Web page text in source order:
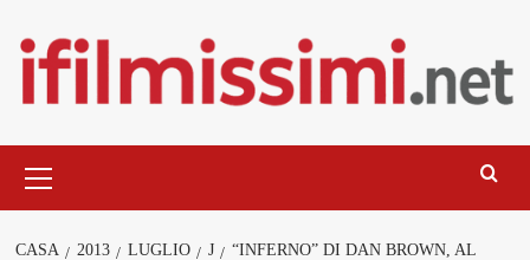
contenuto
principale
CASA 2013 LUGLIO J
“INFERNO” DI DAN BROWN, AL